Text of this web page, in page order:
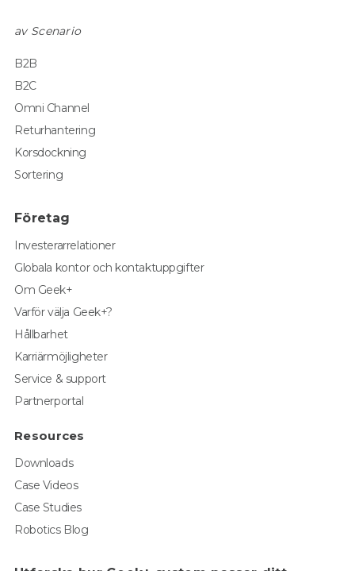
av Scenario
B2B
B2C
Omni Channel
Returhantering
Korsdockning
Sortering
Företag
Investerarrelationer
Globala kontor och kontaktuppgifter
Om Geek+
Varför välja Geek+?
Hållbarhet
Karriärmöjligheter
Service & support
Partnerportal
Resources
Downloads
Case Videos
Case Studies
Robotics Blog